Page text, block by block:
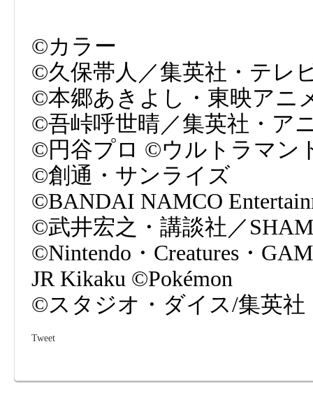
©カラー
©久保帯人／集英社・テレ
©本郷あきよし・東映アニ
©吾峠呼世晴／集英社・ア
©円谷プロ ©ウルトラマン
©創通・サンライズ
©BANDAI NAMCO
©武井宏之・講談社／
©Nintendo・Creatures・
JR Kikaku ©Pokémon
©スタジオ・ダイス/集英
Tweet